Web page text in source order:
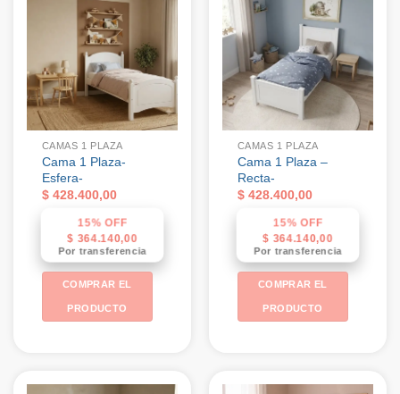
CAMAS 1 PLAZA
Cama 1 Plaza-
Esfera-
$428.400,00
15% OFF
$ 364.140,00
Por transferencia
COMPRAR EL
PRODUCTO
CAMAS 1 PLAZA
Cama 1 Plaza –
Recta-
$428.400,00
15% OFF
$ 364.140,00
Por transferencia
COMPRAR EL
PRODUCTO